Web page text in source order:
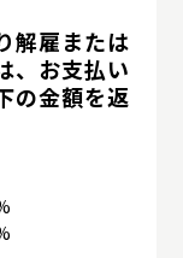
解雇または
お支払い
の金額を返